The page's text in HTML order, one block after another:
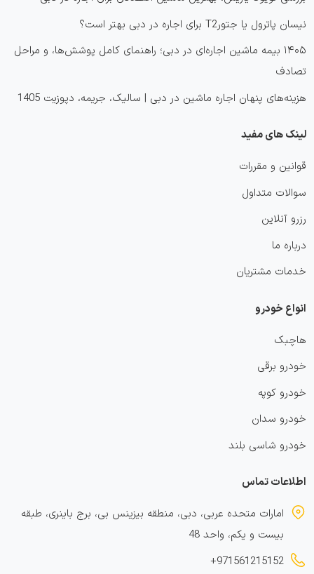
نیسان پاترول یا جتورT2 برای اجاره در دبی بهتر است؟
۱۴۰۵ بیمه ماشین اجاره‌ای در دبی؛ راهنمای کامل پوشش‌ها، و مراحل
تصادف
هزینه‌های پنهان اجاره ماشین در دبی | سالیک، جریمه، دپوزیت 1405
لینک های مفید
قوانین و مقررات
سوالات متداول
رزرو آنلاین
درباره ما
خدمات مشتریان
انواع خودرو
هاچبک
خودرو برقی
خودرو کوپه
خودرو سدان
خودرو شاسی بلند
اطلاعات تماس
امارات متحده عربی، دبی، منطقه بیزینس بی، برج باینری، طبقه
بیست و یکم، واحد 48
+971561215152